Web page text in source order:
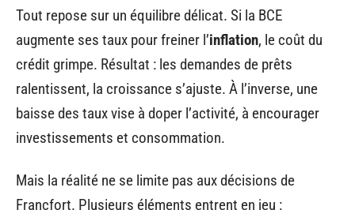
Tout repose sur un équilibre délicat. Si la BCE
augmente ses taux pour freiner l’inflation, le coût du
crédit grimpe. Résultat : les demandes de prêts
ralentissent, la croissance s’ajuste. À l’inverse, une
baisse des taux vise à doper l’activité, à encourager
investissements et consommation.
Mais la réalité ne se limite pas aux décisions de
Francfort. Plusieurs éléments entrent en jeu :